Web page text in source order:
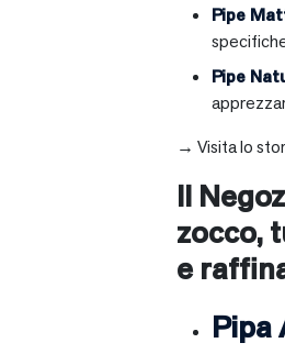
Pipe
Pipe
→ Visita lo
Il
zocco,
e
Pipa